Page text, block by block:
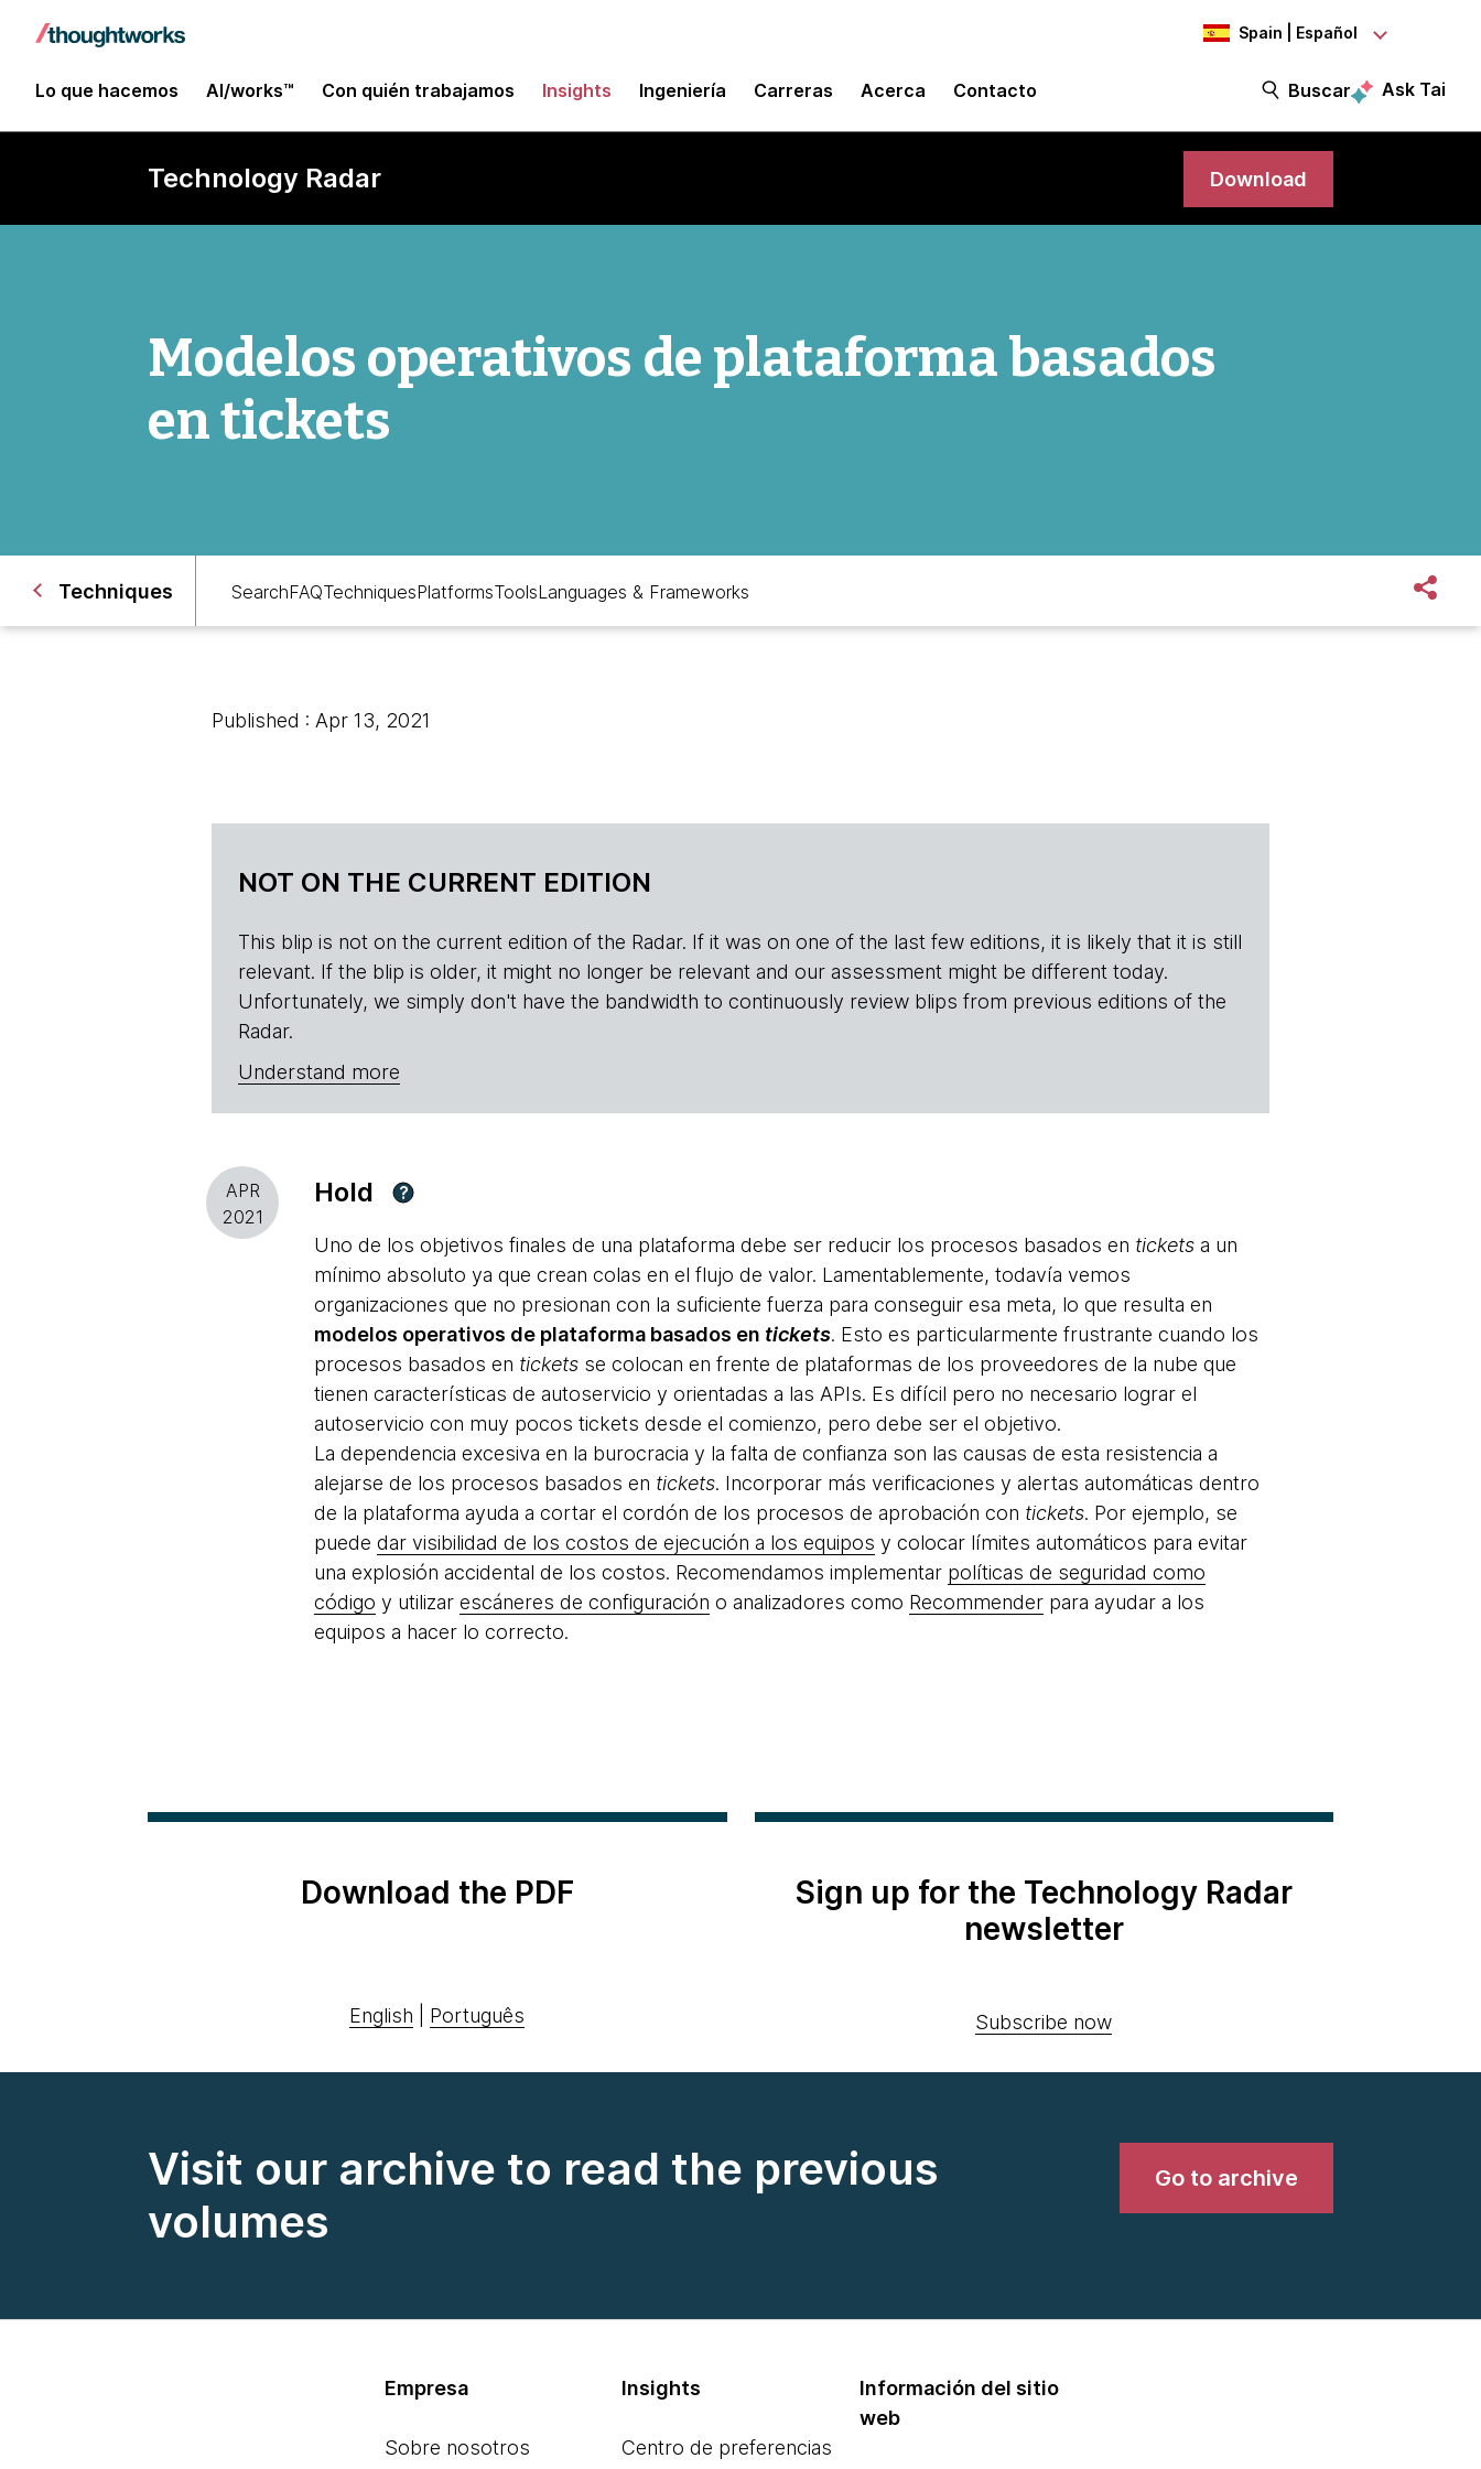
Spain | Español
Lo que hacemos AI/works™ Con quién trabajamos Insights Ingeniería Carreras Acerca Contacto Buscar Ask Tai
Technology Radar Download
Modelos operativos de plataforma basados
en tickets
Techniques SearchFAQTechniquesPlatformsToolsLanguages & Frameworks
Published : Apr 13, 2021
NOT ON THE CURRENT EDITION
This blip is not on the current edition of the Radar. If it was on one of the last few editions, it is likely that it is still
relevant. If the blip is older, it might no longer be relevant and our assessment might be different today.
Unfortunately, we simply don't have the bandwidth to continuously review blips from previous editions of the
Radar.
Understand more
APR
2021
Hold ?
Uno de los objetivos finales de una plataforma debe ser reducir los procesos basados en tickets a un
mínimo absoluto ya que crean colas en el flujo de valor. Lamentablemente, todavía vemos
organizaciones que no presionan con la suficiente fuerza para conseguir esa meta, lo que resulta en
modelos operativos de plataforma basados en tickets. Esto es particularmente frustrante cuando los
procesos basados en tickets se colocan en frente de plataformas de los proveedores de la nube que
tienen características de autoservicio y orientadas a las APIs. Es difícil pero no necesario lograr el
autoservicio con muy pocos tickets desde el comienzo, pero debe ser el objetivo.
La dependencia excesiva en la burocracia y la falta de confianza son las causas de esta resistencia a
alejarse de los procesos basados en tickets. Incorporar más verificaciones y alertas automáticas dentro
de la plataforma ayuda a cortar el cordón de los procesos de aprobación con tickets. Por ejemplo, se
puede dar visibilidad de los costos de ejecución a los equipos y colocar límites automáticos para evitar
una explosión accidental de los costos. Recomendamos implementar políticas de seguridad como
código y utilizar escáneres de configuración o analizadores como Recommender para ayudar a los
equipos a hacer lo correcto.
Download the PDF
English Português
Sign up for the Technology Radar
newsletter
Subscribe now
Visit our archive to read the previous
volumes
Go to archive
Empresa
Sobre nosotros
Insights
Centro de preferencias
Información del sitio
web